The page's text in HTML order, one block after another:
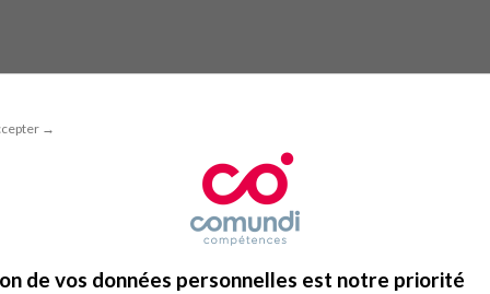
→
de vos données personnelles est notre priorité